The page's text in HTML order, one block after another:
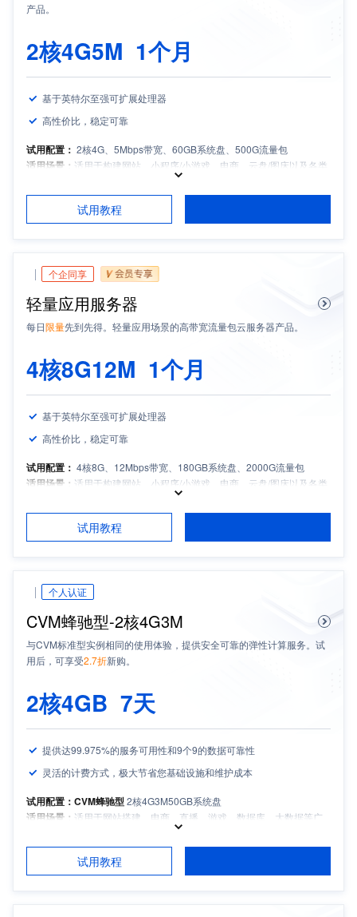
产品。
2核4G5M 1个月
基于英特尔至强可扩展处理器
高性价比，稳定可靠
试用配置： 2核4G、5Mbps带宽、60GB系统盘、500G流量包
适用场景： 适用于构建网站、小程序/小游戏、电商、云盘/图床以及各类
开发测试和学习环境等轻量应用场景
适用人群：中小企业和个人开发者
推荐产品搭配：轻量云硬盘、轻量云数据库
试用教程
个企同享
轻量应用服务器
每日限量先到先得。轻量应用场景的高带宽流量包云服务器产品。
4核8G12M 1个月
基于英特尔至强可扩展处理器
高性价比，稳定可靠
试用配置： 4核8G、12Mbps带宽、180GB系统盘、2000G流量包
适用场景： 适用于构建网站、小程序/小游戏、电商、云盘/图床以及各类
开发测试和学习环境等轻量应用场景
适用人群：中小企业和开发者
推荐产品搭配：轻量云硬盘、轻量云数据库
试用教程
个人认证
CVM蜂驰型-2核4G3M
与CVM标准型实例相同的使用体验，提供安全可靠的弹性计算服务。试
用后，可享受2.7折新购。
2核4GB 7天
提供达99.975%的服务可用性和9个9的数据可靠性
灵活的计费方式，极大节省您基础设施和维护成本
试用配置：CVM蜂驰型2核4G3M50GB系统盘
适用场景： 适用于网站搭建、电商、直播、游戏、数据库、大数据等广
适用人群：中小企业和开发者
如需备案，请保持服务器包月时长3个月及以上且备案期间剩
试用教程